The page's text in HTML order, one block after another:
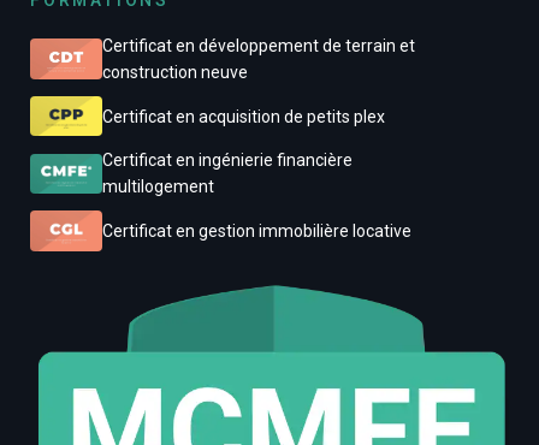
Certificat en développement de terrain et
construction neuve
Certificat en acquisition de petits plex
Certificat en ingénierie financière
multilogement
Certificat en gestion immobilière locative